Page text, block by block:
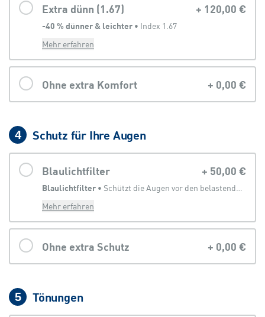
Extra dünn (1.67) + 120,00 €
-40 % dünner & leichter • Index 1.67
Mehr erfahren
Ohne extra Komfort + 0,00 €
4 Schutz für Ihre Augen
Blaulichtfilter + 50,00 €
Blaulichtfilter •
Schützt die Augen vor den belastenden Anteilen des Lichtes, welches von digitalen Geräten abgegeben wird
Mehr erfahren
Ohne extra Schutz + 0,00 €
5 Tönungen